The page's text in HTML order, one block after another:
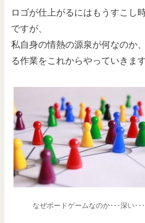
ロゴが仕上がるにはもうすこし
ですが、
私自身の情熱の源泉が何なのか
る作業をこれからやっていきます
なぜボードゲームなのか･･･深い･･･